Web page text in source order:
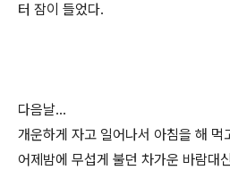
터 잠이 들었다.
다음날...
개운하게 자고 일어나서 아침을 해 먹
어제밤에 무섭게 불던 차가운 바람대